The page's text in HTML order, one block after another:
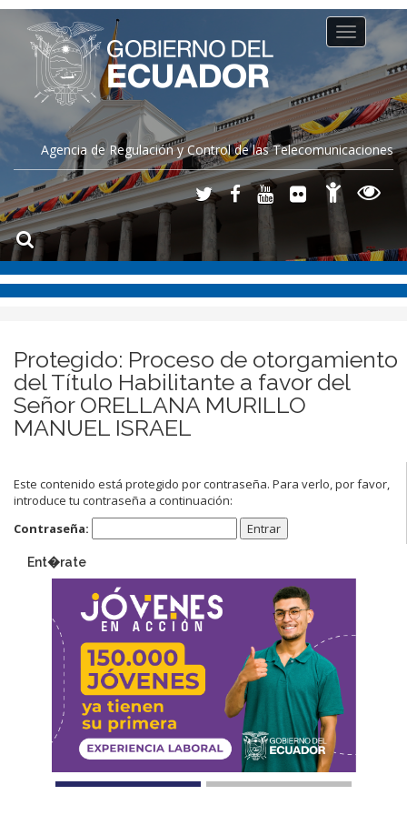
Agencia de Regulación y Control de las Telecomunicaciones
Toggle
navigation
Protegido: Proceso de otorgamiento
del Título Habilitante a favor del
Señor ORELLANA MURILLO
MANUEL ISRAEL
Este contenido está protegido por contraseña. Para verlo, por favor,
introduce tu contraseña a continuación:
Contraseña:
Ent�rate